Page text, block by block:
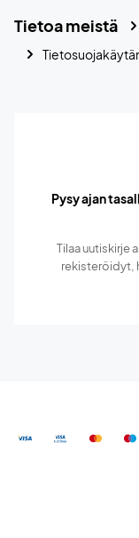
Tietoa meistä
Pysy ajan
Tilaa uutiskirje
rekisteröidyt,